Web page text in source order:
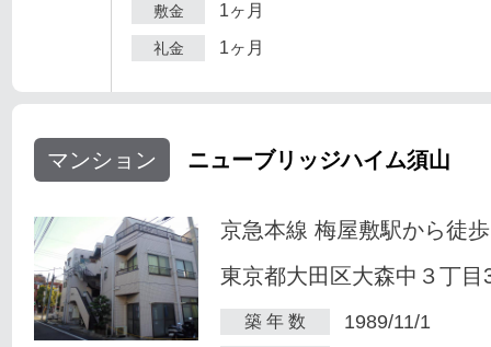
敷金 1ヶ月
礼金 1ヶ月
マンション ニューブリッジハイム須山
京急本線 梅屋敷駅から徒
東京都大田区大森中３丁目
築 年 数 1989/11/1